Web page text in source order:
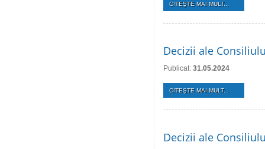
CITEŞTE MAI MULT...
Decizii ale
Publicat: 31.05.2024
CITEŞTE MAI MULT...
Decizii ale